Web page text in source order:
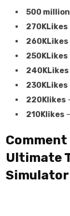
500
270KLikes
260KLikes
250KLikes
240KLikes
230KLikes
220Klikes
210Klikes
Ultimate
Simulator